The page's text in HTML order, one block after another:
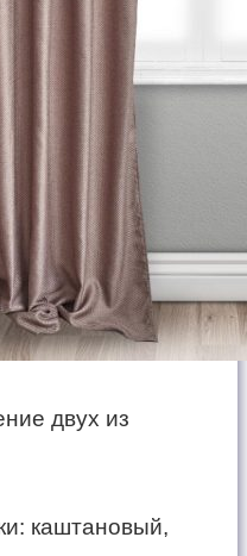
двух из
каштановый,